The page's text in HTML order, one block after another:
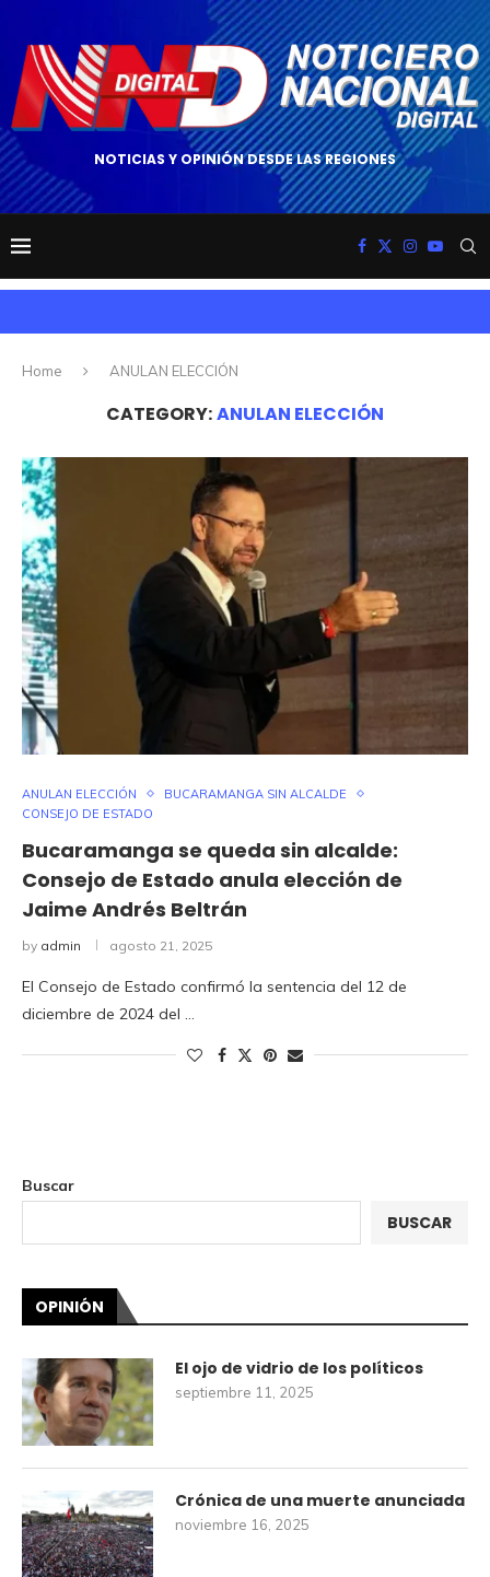
NOTICIAS Y OPINIÓN DESDE LAS REGIONES
Home ANULAN ELECCIÓN
CATEGORY:ANULAN ELECCIÓN
ANULAN ELECCIÓN
BUCARAMANGA SIN ALCALDE
CONSEJO DE ESTADO
Bucaramanga se queda sin alcalde:
Consejo de Estado anula elección de
Jaime Andrés Beltrán
by admin agosto 21, 2025
El Consejo de Estado confirmó la sentencia del 12 de
diciembre de 2024 del …
Buscar
BUSCAR
OPINIÓN
El ojo de vidrio de los políticos
septiembre 11, 2025
Crónica de una muerte anunciada
noviembre 16, 2025